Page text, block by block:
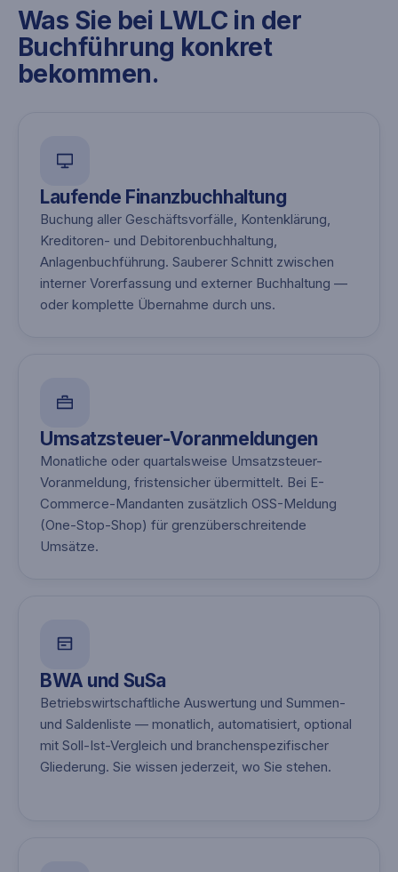
Was Sie bei LWLC in der
Buchführung konkret
bekommen.
Laufende Finanzbuchhaltung
Buchung aller Geschäftsvorfälle, Kontenklärung,
Kreditoren- und Debitorenbuchhaltung,
Anlagenbuchführung. Sauberer Schnitt zwischen
interner Vorerfassung und externer Buchhaltung —
oder komplette Übernahme durch uns.
Umsatzsteuer-Voranmeldungen
Monatliche oder quartalsweise Umsatzsteuer-
Voranmeldung, fristensicher übermittelt. Bei E-
Commerce-Mandanten zusätzlich OSS-Meldung
(One-Stop-Shop) für grenzüberschreitende
Umsätze.
BWA und SuSa
Betriebswirtschaftliche Auswertung und Summen-
und Saldenliste — monatlich, automatisiert, optional
mit Soll-Ist-Vergleich und branchenspezifischer
Gliederung. Sie wissen jederzeit, wo Sie stehen.